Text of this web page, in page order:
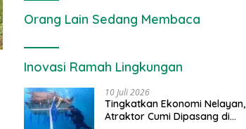
Orang Lain Sedang Membaca
Inovasi Ramah Lingkungan
10 Juli 2026
Tingkatkan Ekonomi Nelayan,
Atraktor Cumi Dipasang di